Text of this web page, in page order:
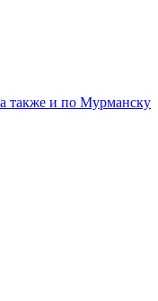
также и по Мурманску